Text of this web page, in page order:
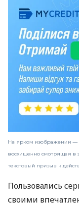
На ярком изображении —
восхищенно смотрящая в
текстовый призыв к
Пользовались
своими